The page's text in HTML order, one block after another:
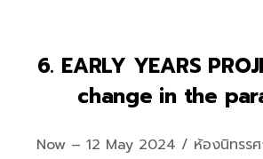
6. EARLY YEARS
change in the
Now – 12 May 2024 / ห้องนิทรรศ